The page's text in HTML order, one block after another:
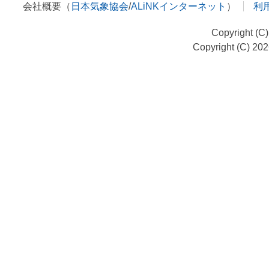
会社概要（ 日本気象協会/ALiNKインターネット ） 利
Copyright
Copyright (C)